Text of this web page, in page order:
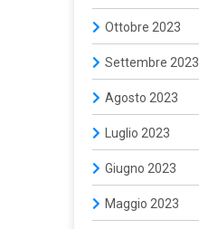
Ottobre 2023
Settembre 2023
Agosto 2023
Luglio 2023
Giugno 2023
Maggio 2023